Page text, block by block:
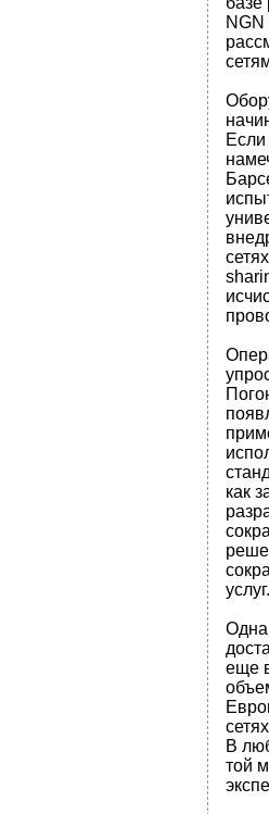
Если
как
услуг.
еще
В
той